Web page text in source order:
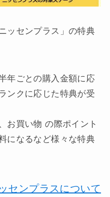
ッセンプラス」の特典
年ごとの購入金額に応
ンクに応じた特典が受
お買い物 の際ポイント
になるなど様々な特典
センプラスについて